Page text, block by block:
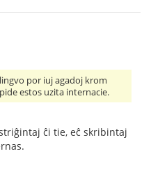
por iuj agadoj krom
estos uzita internacie.
ĉi tie, eĉ skribintaj